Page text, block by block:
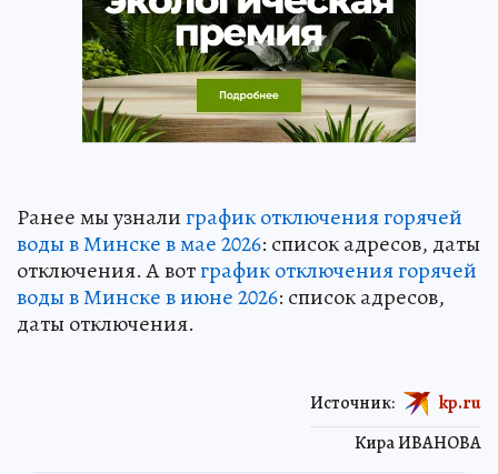
Ранее мы узналиграфик отключения горячей
воды в Минске в мае 2026: список адресов, даты
отключения. А вотграфик отключения горячей
воды в Минске в июне 2026: список адресов,
даты отключения.
Кира ИВАНОВА
Источник: kp.ru